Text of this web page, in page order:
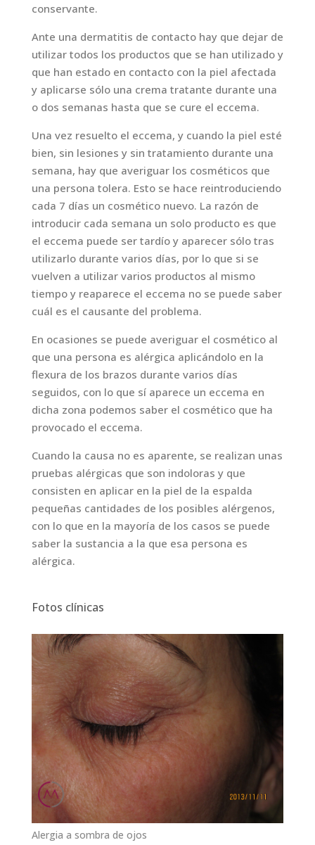
conservante.
Ante una dermatitis de contacto hay que dejar de
utilizar todos los productos que se han utilizado y
que han estado en contacto con la piel afectada
y aplicarse sólo una crema tratante durante una
o dos semanas hasta que se cure el eccema.
Una vez resuelto el eccema, y cuando la piel esté
bien, sin lesiones y sin tratamiento durante una
semana, hay que averiguar los cosméticos que
una persona tolera. Esto se hace reintroduciendo
cada 7 días un cosmético nuevo. La razón de
introducir cada semana un solo producto es que
el eccema puede ser tardío y aparecer sólo tras
utilizarlo durante varios días, por lo que si se
vuelven a utilizar varios productos al mismo
tiempo y reaparece el eccema no se puede saber
cuál es el causante del problema.
En ocasiones se puede averiguar el cosmético al
que una persona es alérgica aplicándolo en la
flexura de los brazos durante varios días
seguidos, con lo que sí aparece un eccema en
dicha zona podemos saber el cosmético que ha
provocado el eccema.
Cuando la causa no es aparente, se realizan unas
pruebas alérgicas que son indoloras y que
consisten en aplicar en la piel de la espalda
pequeñas cantidades de los posibles alérgenos,
con lo que en la mayoría de los casos se puede
saber la sustancia a la que esa persona es
alérgica.
Fotos clínicas
Alergia a sombra de ojos